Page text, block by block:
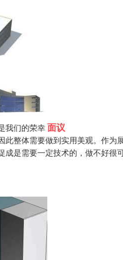
我们的荣幸面议
整体需要做到实用美观。作
是需要一定技术的，做不好